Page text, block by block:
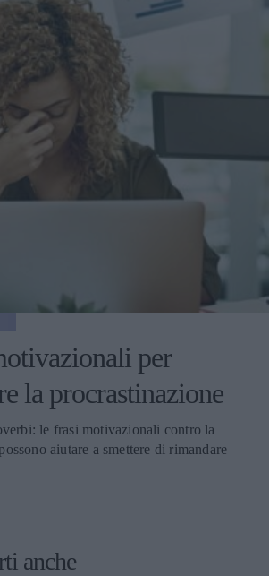
per
la procrastinazione
le frasi motivazionali contro la
aiutare a smettere di rimandare
anche